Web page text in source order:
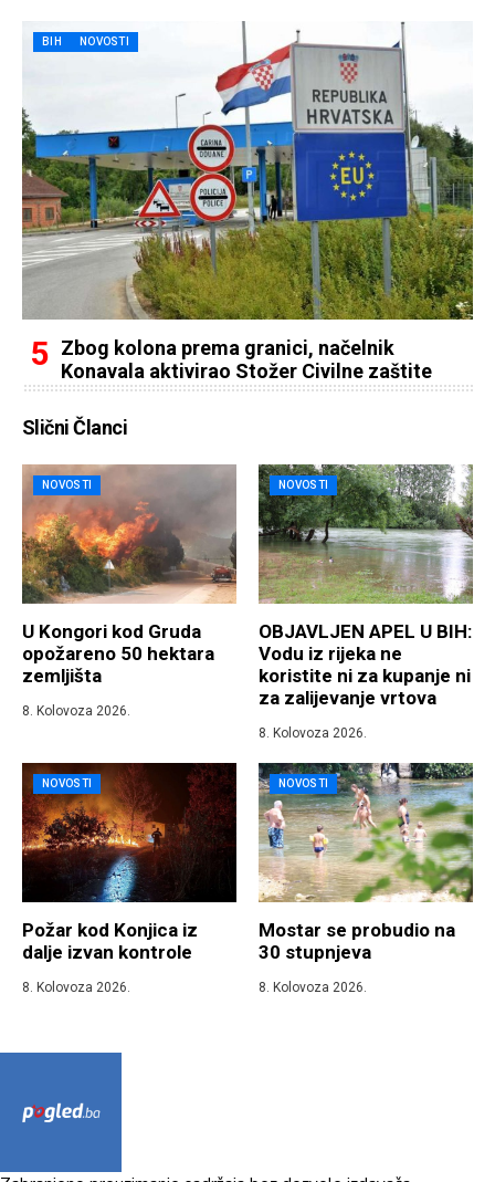
BIH NOVOSTI
Zbog kolona prema granici, načelnik
Konavala aktivirao Stožer Civilne zaštite
Slični Članci
NOVOSTI
U Kongori kod Gruda
opožareno 50 hektara
zemljišta
8. Kolovoza 2026.
NOVOSTI
OBJAVLJEN APEL U BIH:
Vodu iz rijeka ne
koristite ni za kupanje ni
za zalijevanje vrtova
8. Kolovoza 2026.
NOVOSTI
Požar kod Konjica iz
dalje izvan kontrole
8. Kolovoza 2026.
NOVOSTI
Mostar se probudio na
30 stupnjeva
8. Kolovoza 2026.